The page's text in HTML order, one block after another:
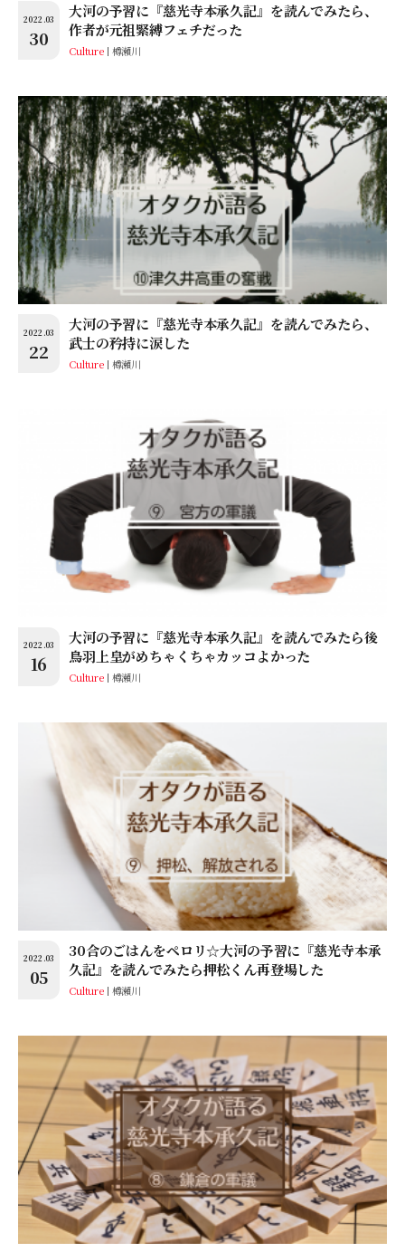
2022.03
30
大河の予習に『慈光寺本承久記』を読んでみたら、
作者が元祖緊縛フェチだった
Culture 樽瀬川
2022.03
22
大河の予習に『慈光寺本承久記』を読んでみたら、
武士の矜持に涙した
Culture 樽瀬川
2022.03
16
大河の予習に『慈光寺本承久記』を読んでみたら後
鳥羽上皇がめちゃくちゃカッコよかった
Culture 樽瀬川
2022.03
05
30合のごはんをペロリ☆大河の予習に『慈光寺本承
久記』を読んでみたら押松くん再登場した
Culture 樽瀬川